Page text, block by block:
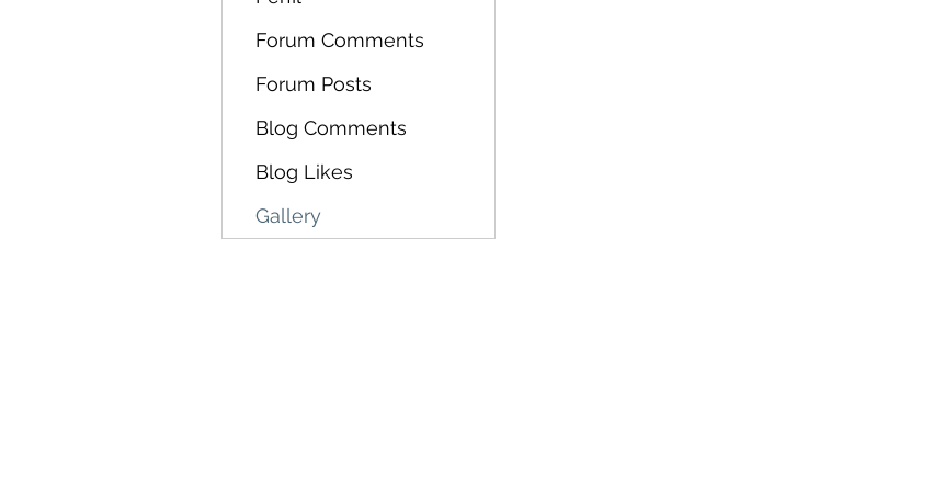
Forum Comments
Forum Posts
Blog Comments
Blog Likes
Gallery